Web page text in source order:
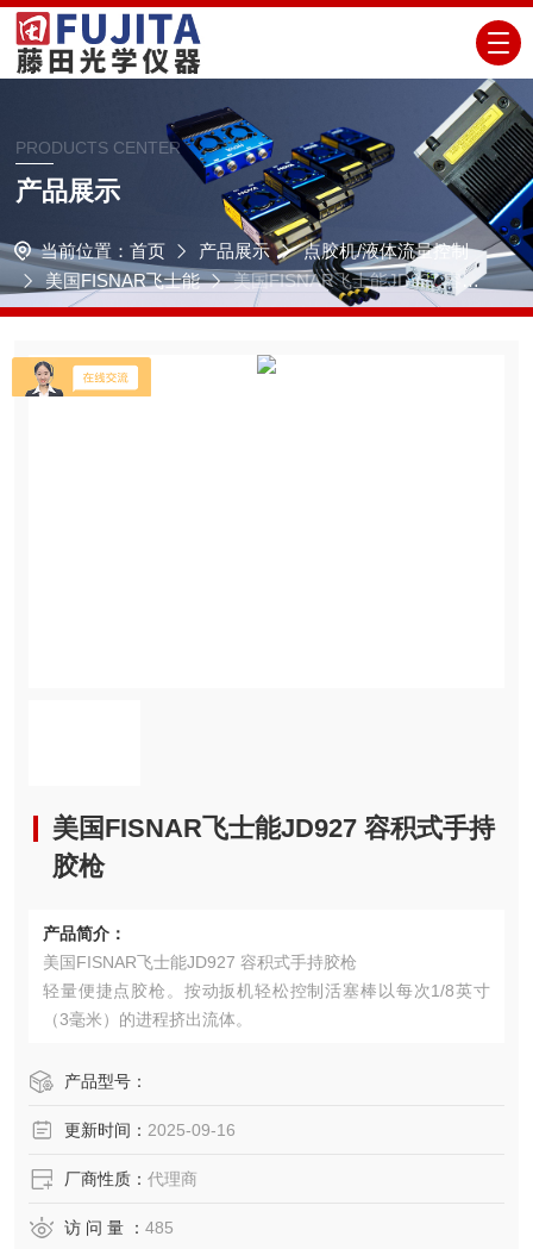
PRODUCTS CENTER
产品展示
当前位置： 首页 产品展示
点胶机/液体流量控制
美国FISNAR飞士能
美国FISNAR飞士能JD927 容积
式手持胶枪
美国FISNAR飞士能JD927 容积式手持
胶枪
产品简介：
美国FISNAR飞士能JD927 容积式手持胶枪
轻量便捷点胶枪。按动扳机轻松控制活塞棒以每次1/8英寸
（3毫米）的进程挤出流体。
产品型号：
更新时间： 2025-09-16
厂商性质： 代理商
访 问 量 ： 485